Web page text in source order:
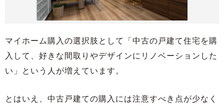
マイホーム購入の選択肢として「中古の戸建て住宅を購
入して、好きな間取りやデザインにリノベーションした
い」という人が増えています。
とはいえ、中古戸建ての購入には注意すべき点が少なく